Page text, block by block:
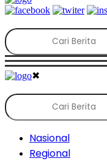
✖
Nasional
Regional